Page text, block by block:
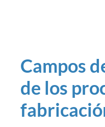
Campos
de los